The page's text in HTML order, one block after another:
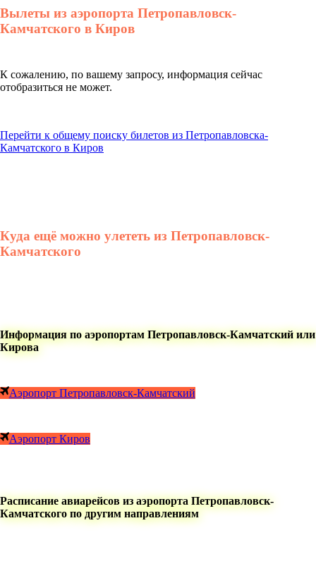
Вылеты из аэропорта Петропавловск-
Камчатского в Киров
К сожалению, по вашему запросу, информация сейчас
отобразиться не может.
Перейти к общему поиску билетов из Петропавловска-
Камчатского в Киров
Куда ещё можно улететь из Петропавловск-
Камчатского
Информация по аэропортам Петропавловск-Камчатский или
Кирова
Аэропорт Петропавловск-Камчатский
Аэропорт Киров
Расписание авиарейсов из аэропорта Петропавловск-
Камчатского по другим направлениям